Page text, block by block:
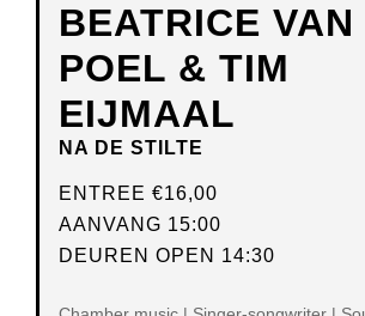
BEATRICE VAN
POEL & TIM
EIJMAAL
NA DE STILTE
ENTREE €16,00
AANVANG 15:00
DEUREN OPEN 14:30